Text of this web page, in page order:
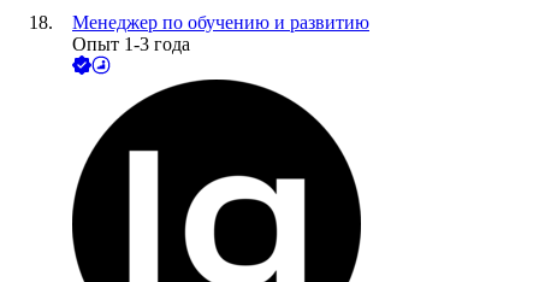
Менеджер по обучению и развитию
Опыт 1-3 года